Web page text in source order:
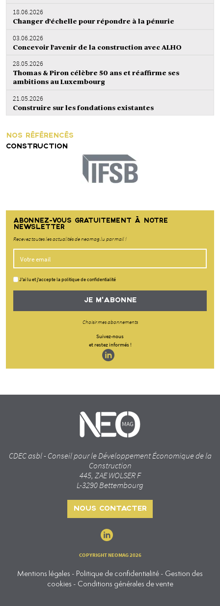
18.06.2026
Changer d’échelle pour répondre à la pénurie
03.06.2026
Concevoir l’avenir de la construction avec ALHO
28.05.2026
Thomas & Piron célèbre 50 ans et réaffirme ses
ambitions au Luxembourg
21.05.2026
Construire sur les fondations existantes
NOS RÉFÉRENCÉS
CONSTRUCTION
ABONNEZ-VOUS GRATUITEMENT À NOTRE
NEWSLETTER
Recevez toutes les actualités de neomag.lu par mail !
J'ai lu et j'accepte la politique de confidentialité
JE M'ABONNE
Choisir mes abonnements
Suivez-nous
et restez informés !
CDEC asbl - Conseil pour le Développement Économique de la
Construction
445, ZAE WOLSER F
L-3290 Bettembourg
NOUS CONTACTER
COPYRIGHT NEOMAG 2026
Mentions légales - Politique de confidentialité - Gestion des
cookies - Conditions générales de vente